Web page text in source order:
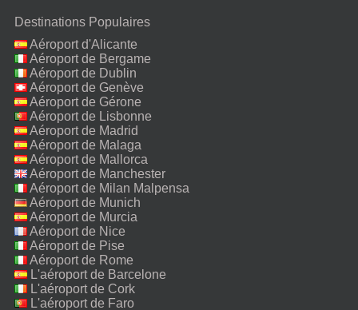
Destinations Populaires
Aéroport d'Alicante
Aéroport de Bergame
Aéroport de Dublin
Aéroport de Genève
Aéroport de Gérone
Aéroport de Lisbonne
Aéroport de Madrid
Aéroport de Malaga
Aéroport de Mallorca
Aéroport de Manchester
Aéroport de Milan Malpensa
Aéroport de Munich
Aéroport de Murcia
Aéroport de Nice
Aéroport de Pise
Aéroport de Rome
Fiumicino
L'aéroport de Barcelone
L'aéroport de Cork
L'aéroport de Faro